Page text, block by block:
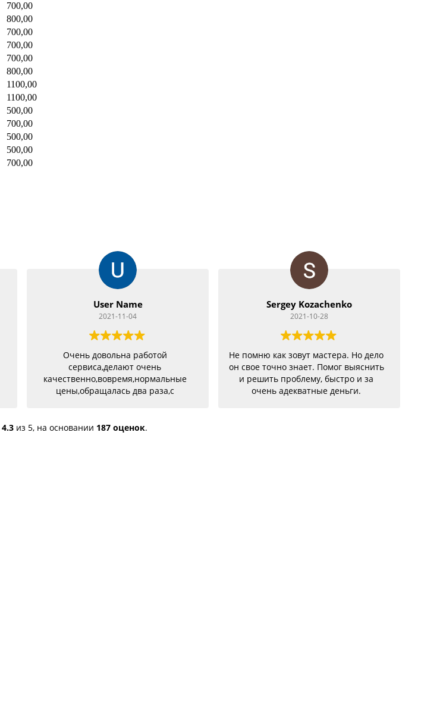
700,00
800,00
700,00
700,00
700,00
800,00
1100,00
1100,00
500,00
700,00
500,00
500,00
700,00
User Name
2021-11-04
Очень довольна работой
сервиса,делают очень
качественно,вовремя,нормальные
цены,обращалась два раза,с
устранены,советую!
Sergey Kozachenko
2021-10-28
Не помню как зовут мастера. Но дело
он свое точно знает. Помог выяснить
и решить проблему, быстро и за
очень адекватные деньги.
4.3 из 5, на основании 187 оценок.